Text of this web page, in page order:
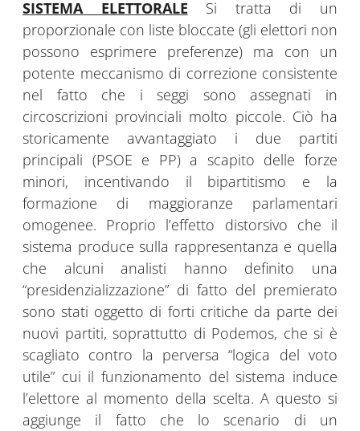
SISTEMA ELETTORALE
Si tratta di un
proporzionale con liste bloccate (gli elettori non
possono esprimere preferenze) ma con un
potente meccanismo di correzione consistente
nel fatto che i seggi sono assegnati in
circoscrizioni provinciali molto piccole. Ciò ha
storicamente avvantaggiato i due partiti
principali (PSOE e PP) a scapito delle forze
minori, incentivando il bipartitismo e la
formazione di maggioranze parlamentari
omogenee. Proprio l’effetto distorsivo che il
sistema produce sulla rappresentanza e quella
che alcuni analisti hanno definito una
“presidenzializzazione” di fatto del premierato
sono stati oggetto di forti critiche da parte dei
nuovi partiti, soprattutto di Podemos, che si è
scagliato contro la perversa “logica del voto
utile” cui il funzionamento del sistema induce
l’elettore al momento della scelta. A questo si
aggiunge il fatto che lo scenario di un